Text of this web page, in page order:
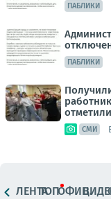
ПАБЛИКИ
ПАБЛИКИ
СМИ
ЛЕНТАТОПОФИЦ.